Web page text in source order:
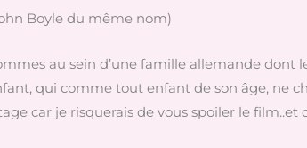
Boyle du même nom)
au sein d’une famille allemande dont
qui comme tout enfant de son âge, ne
car je risquerais de vous spoiler le film..et